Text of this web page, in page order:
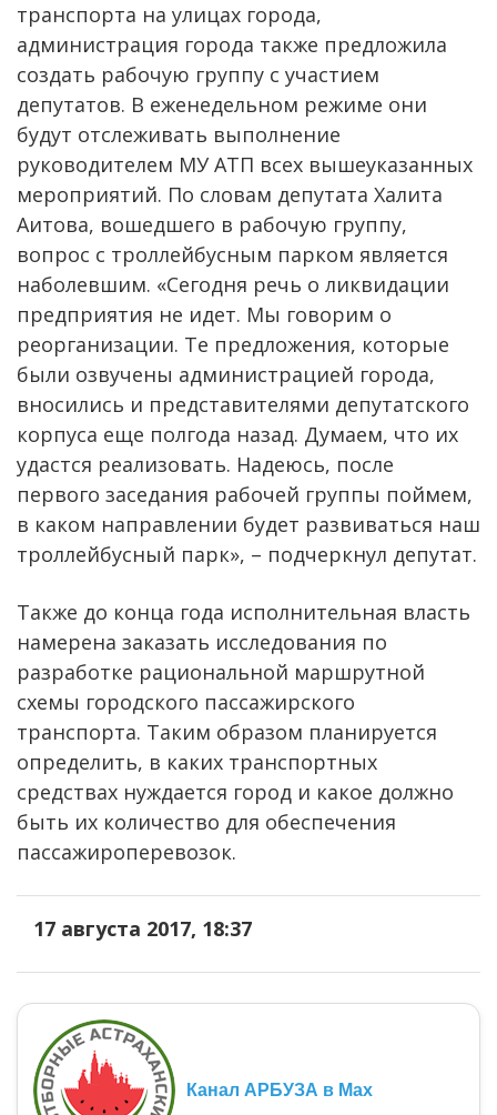
транспорта на улицах города,
администрация города также предложила
создать рабочую группу с участием
депутатов. В еженедельном режиме они
будут отслеживать выполнение
руководителем МУ АТП всех вышеуказанных
мероприятий. По словам депутата Халита
Аитова, вошедшего в рабочую группу,
вопрос с троллейбусным парком является
наболевшим. «Сегодня речь о ликвидации
предприятия не идет. Мы говорим о
реорганизации. Те предложения, которые
были озвучены администрацией города,
вносились и представителями депутатского
корпуса еще полгода назад. Думаем, что их
удастся реализовать. Надеюсь, после
первого заседания рабочей группы поймем,
в каком направлении будет развиваться наш
троллейбусный парк», – подчеркнул депутат.
Также до конца года исполнительная власть
намерена заказать исследования по
разработке рациональной маршрутной
схемы городского пассажирского
транспорта. Таким образом планируется
определить, в каких транспортных
средствах нуждается город и какое должно
быть их количество для обеспечения
пассажироперевозок.
17 августа 2017, 18:37
Канал АРБУЗА в Max